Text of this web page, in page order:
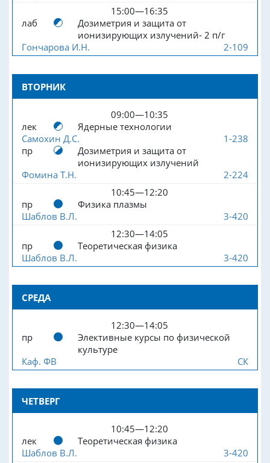
15:00—16:35
лаб
Дозиметрия и защита от
ионизирующих излучений- 2 п/г
Гончарова И.Н.
2-109
ВТОРНИК
09:00—10:35
лек
Ядерные технологии
Самохин Д.С.
1-238
пр
Дозиметрия и защита от
ионизирующих излучений
Фомина Т.Н.
2-224
10:45—12:20
пр
Физика плазмы
Шаблов В.Л.
3-420
12:30—14:05
пр
Теоретическая физика
Шаблов В.Л.
3-420
СРЕДА
12:30—14:05
пр
Элективные курсы по физической
культуре
Каф. ФВ
СК
ЧЕТВЕРГ
10:45—12:20
лек
Теоретическая физика
Шаблов В.Л.
3-420